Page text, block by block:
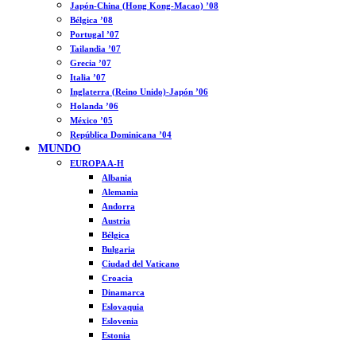
Japón-China (Hong Kong-Macao) ’08
Bélgica ’08
Portugal ’07
Tailandia ’07
Grecia ’07
Italia ’07
Inglaterra (Reino Unido)-Japón ’06
Holanda ’06
México ’05
República Dominicana ’04
MUNDO
EUROPA A-H
Albania
Alemania
Andorra
Austria
Bélgica
Bulgaria
Ciudad del Vaticano
Croacia
Dinamarca
Eslovaquia
Eslovenia
Estonia